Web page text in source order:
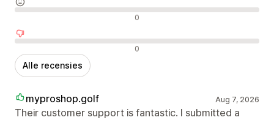
Neutrale recensies 0
Negatieve recensies 0
Alle recensies
myproshop.golf Aug 7, 2026
Their customer support is fantastic. I submitted a